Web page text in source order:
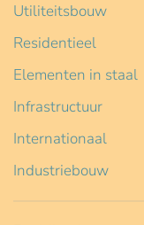
Utiliteitsbouw
Residentieel
Elementen in staal
Infrastructuur
Internationaal
Industriebouw